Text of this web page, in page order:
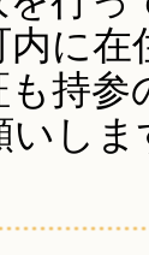
内に
も持
しま